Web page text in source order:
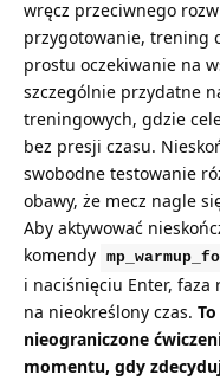
wręcz przeciwnego
przygotowanie, trening
prostu oczekiwanie na
szczególnie przydatne
treningowych, gdzie
bez presji czasu.
swobodne testowanie
obawy, że mecz nagle
Aby aktywować
komendy
i naciśnięciu Enter, faza
na nieokreślony czas.
nieograniczone
momentu, gdy